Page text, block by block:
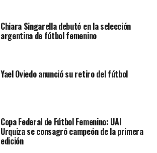
Chiara Singarella debutó en la selección
argentina de fútbol femenino
Yael Oviedo anunció su retiro del fútbol
Copa Federal de Fútbol Femenino: UAI
Urquiza se consagró campeón de la primera
edición